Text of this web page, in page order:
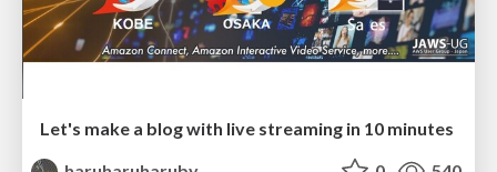
Let's make a blog with live streaming in 10 minutes